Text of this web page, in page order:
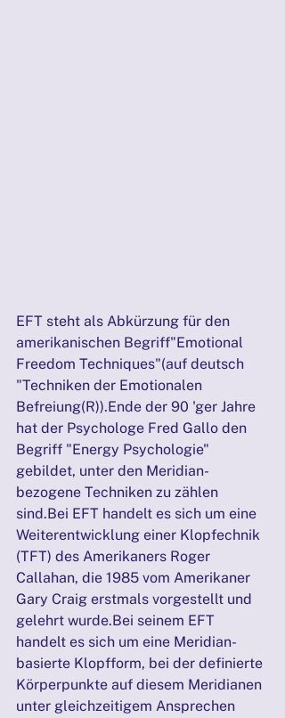
EFT steht als Abkürzung für den
amerikanischen Begriff"Emotional
Freedom Techniques"(auf deutsch
"Techniken der Emotionalen
Befreiung(R)).Ende der 90 'ger Jahre
hat der Psychologe Fred Gallo den
Begriff "Energy Psychologie"
gebildet, unter den Meridian-
bezogene Techniken zu zählen
sind.Bei EFT handelt es sich um eine
Weiterentwicklung einer Klopfechnik
(TFT) des Amerikaners Roger
Callahan, die 1985 vom Amerikaner
Gary Craig erstmals vorgestellt und
gelehrt wurde.Bei seinem EFT
handelt es sich um eine Meridian-
basierte Klopfform, bei der definierte
Körperpunkte auf diesem Meridianen
unter gleichzeitigem Ansprechen